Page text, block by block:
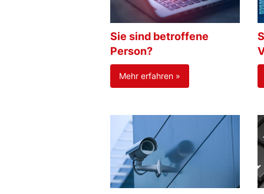
Sie sind betroffene
Person?
Mehr erfahren »